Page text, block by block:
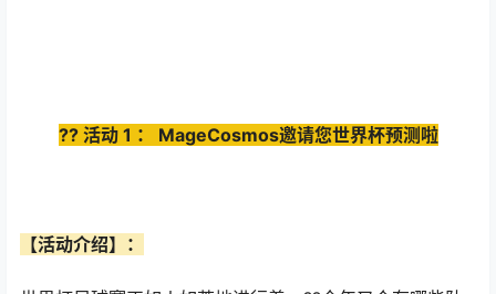
?? 活动 1 ： MageCosmos邀请您世界杯预测啦
【活动介绍】：